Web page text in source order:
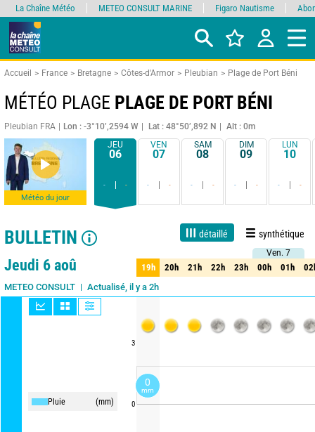
Accueil France Bretagne Côtes-d'Armor Pleubian Plage de Port Béni
MÉTÉO PLAGE PLAGE DE PORT BÉNI
Pleubian FRA Lon : -3°10’,2594 W Lat : 48°50’,892 N Alt : 0m
Météo du jour
JEU
06
- -
VEN
07
- -
SAM
08
- -
DIM
09
- -
LUN
10
- -
BULLETIN détaillé synthétique
Live 1 jour 3 jours 15 jours Fiabilité 80%
Jeudi 6 aoû
METEO CONSULT Actualisé, il y a 2h
Mise à jour dans 1h
Pluie (mm)
3
0
Ven. 7
19h 20h 21h 22h 23h 00h 01h
Ven. 7
19h 20h 21h 22h 23h 00h 01h
La Chaîne Météo METEO CONSULT MARINE Figaro Nautisme
0
mm